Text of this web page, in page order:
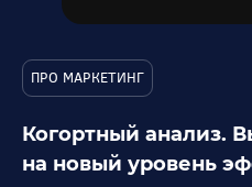
ПРО МАРКЕТИНГ
Когортный анализ.
на новый уровень